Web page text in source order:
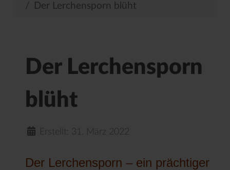
Der Lerchensporn blüht
Der Lerchensporn
blüht
Erstellt: 31. März 2022
Der Lerchensporn – ein prächtiger